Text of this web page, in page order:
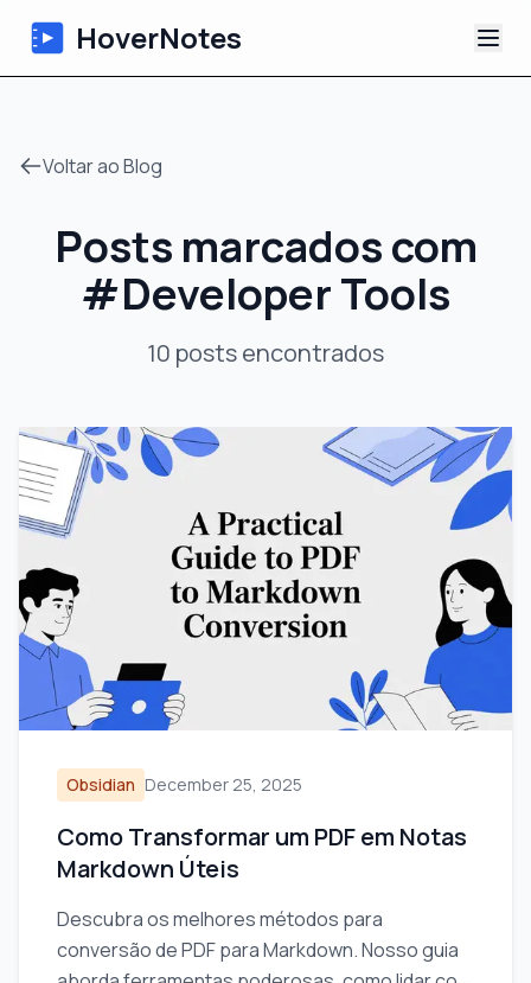
HoverNotes
Notas de Vídeo com IA
Tutoriais
Voltar ao Blog
Posts marcados com
#Developer Tools
10 postsencontrados
Obsidian December 25, 2025
Como Transformar um PDF em Notas
Markdown Úteis
Descubra os melhores métodos para
conversão de PDF para Markdown. Nosso guia